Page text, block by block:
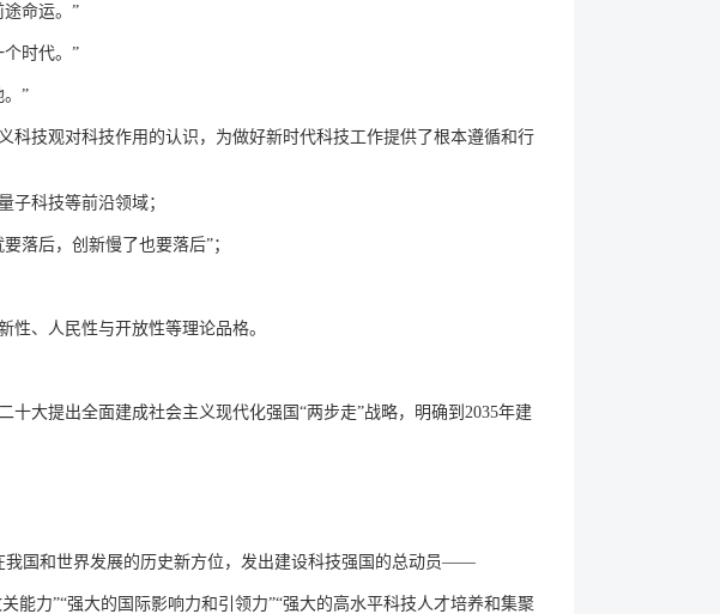
命运。”
时代。”
”
技观对科技作用的认识，为做好新时代科技工作提供了根本遵循和行
子科技等前沿领域；
落后，创新慢了也要落后”；
、人民性与开放性等理论品格。
大提出全面建成社会主义现代化强国“两步走”战略，明确到2035年建
我国和世界发展的历史新方位，发出建设科技强国的总动员——
能力”“强大的国际影响力和引领力”“强大的高水平科技人才培养和集聚